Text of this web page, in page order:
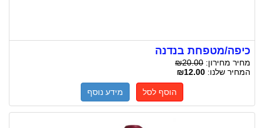
כיפה/מטפחת בנדנה
מחיר מחירון: ₪20.00
המחיר שלנו: ₪12.00
הוסף לסל מידע נוסף